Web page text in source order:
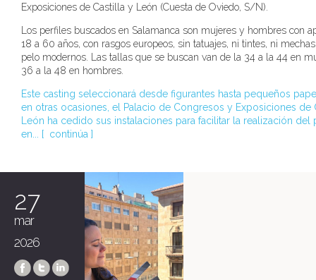
Exposiciones de Castilla y León (Cuesta de Oviedo, S/N).
Los perfiles buscados en Salamanca son mujeres y hombres con
18 a 60 años, con rasgos europeos, sin tatuajes, ni tintes, ni
pelo modernos. Las tallas que se buscan van de la 34 a la 44 en
36 a la 48 en hombres.
Este casting seleccionará desde figurantes hasta pequeños
en otras ocasiones, el Palacio de Congresos y Exposiciones de
León ha cedido sus instalaciones para facilitar la realización del
en... [ continúa ]
27
mar
2026